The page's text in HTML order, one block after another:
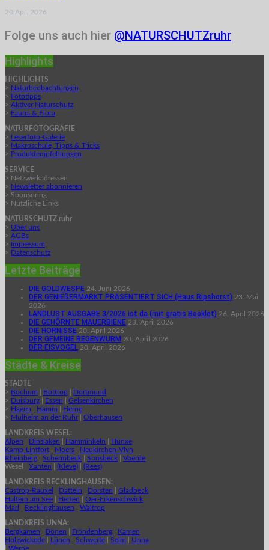
20.Apr. 2026
Folge uns auch hier @NATURSCHUTZruhr
Highlights
HIGHLIGHTS
> Naturbeobachtungen
> Fototipps
> Aktiver Naturschutz
> Fauna & Flora
NATURFOTOGRAFIE
>
Leserfoto-Galerie
> Makroschule, Tipps & Tricks
> Produktempfehlungen
SERVICE
> Netzwerkadressen
> Newsletter abonnieren
> Sponsoring
> Nützliche Links
NATURSCHUTZ.ruhr
> Über uns
> AGBs
> Impressum
> Datenschutz
Letzte Beiträge
DIE GOLDWESPE 24. Juni 2026
DER GENIEßERMARKT PRÄSENTIERT SICH (Haus Ripshorst) 23. Mai
2026
LANDLUST AUSGABE 3/2026 ist da (mit gratis Booklet) 26. April 2026
DIE GEHÖRNTE MAUERBIENE 23. April 2026
DIE HORNISSE 20. April 2026
DER GEMEINE REGENWURM 20. April 2026
DER EISVOGEL 20. April 2026
Städte & Kreise
STÄDTE
> Bochum Bottrop
Dortmund
> Duisburg Essen
Gelsenkirchen
> Hagen Hamm
Herne
> Mülheim an der Ruhr| Oberhausen
LANDKREIS WESEL:
Alpen
Dinslaken Hamminkeln
Hünxe
Kamp-Lintfort
Moers
Neukirchen-Vlyn
Rheinberg
Schermbeck Sonsbeck
Voerde
Wesel | Xanten (Kleve) (Rees)
LANDKREIS RECKLINGHAUSEN:
Castrop-Rauxel
Datteln Dorsten
Gladbeck
Haltern am See
Herten
Oer-Erkenschwick
Marl
Recklinghausen Waltrop
LANDKREIS UNNA:
Bergkamen
Bönen Fröndenberg
Kamen
Holzwickede
Lünen Schwerte Selm
Unna
Werne